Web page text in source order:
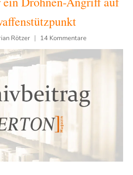
Rötzer 14 Kommentare